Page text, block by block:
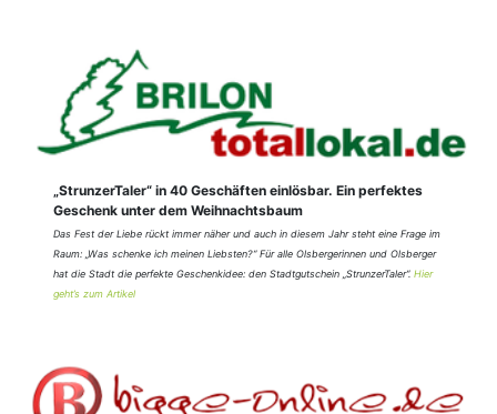
„StrunzerTaler“ in 40 Geschäften einlösbar. Ein perfektes
Geschenk unter dem Weihnachtsbaum
Das Fest der Liebe rückt immer näher und auch in diesem Jahr steht eine Frage im
Raum: „Was schenke ich meinen Liebsten?“ Für alle Olsbergerinnen und Olsberger
hat die Stadt die perfekte Geschenkidee: den Stadtgutschein „StrunzerTaler“. Hier
geht’s zum Artikel